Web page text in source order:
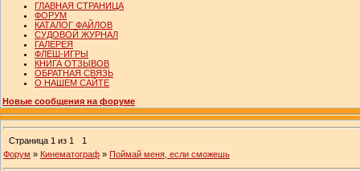
ГЛАВНАЯ СТРАНИЦА
ФОРУМ
КАТАЛОГ ФАЙЛОВ
СУДОВОЙ ЖУРНАЛ
ГАЛЕРЕЯ
ФЛЕШ-ИГРЫ
КНИГА ОТЗЫВОВ
ОБРАТНАЯ СВЯЗЬ
О НАШЕМ САЙТЕ
Новые сообщения на форуме
Страница 1 из 1
1
Форум » Кинематограф » Поймай меня, если сможешь